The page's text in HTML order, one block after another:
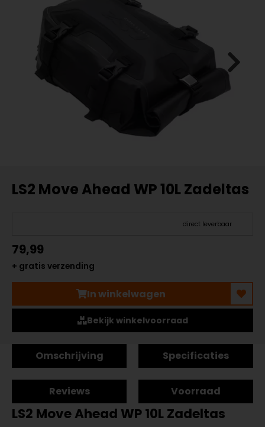
LS2 Move Ahead WP 10L Zadeltas
direct leverbaar
79,99
+ gratis verzending
In winkelwagen
Bekijk winkelvoorraad
Omschrijving Specificaties
Reviews Voorraad
LS2 Move Ahead WP 10L Zadeltas